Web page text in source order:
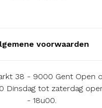
voorwaarden
38 - 9000 Gent Open
Dinsdag tot zaterdag
- 18u00.